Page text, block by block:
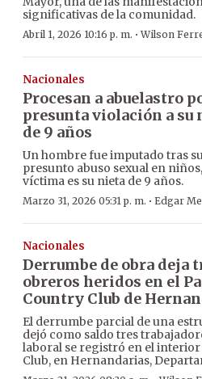
significativas de la comunidad.
Abril 1, 2026 10:16 p. m. ·Wilson
Nacionales
Procesan a abuelastro
presunta violación a su
de 9 años
Un hombre fue imputado tras
presunto abuso sexual en
víctima es su nieta de 9 años.
Marzo 31, 2026 05:31 p. m. · Edgar
Nacionales
Derrumbe de obra deja
obreros heridos en el
Country Club de
El derrumbe parcial de una
dejó como saldo tres
laboral se registró en el
Club, en Hernandarias,